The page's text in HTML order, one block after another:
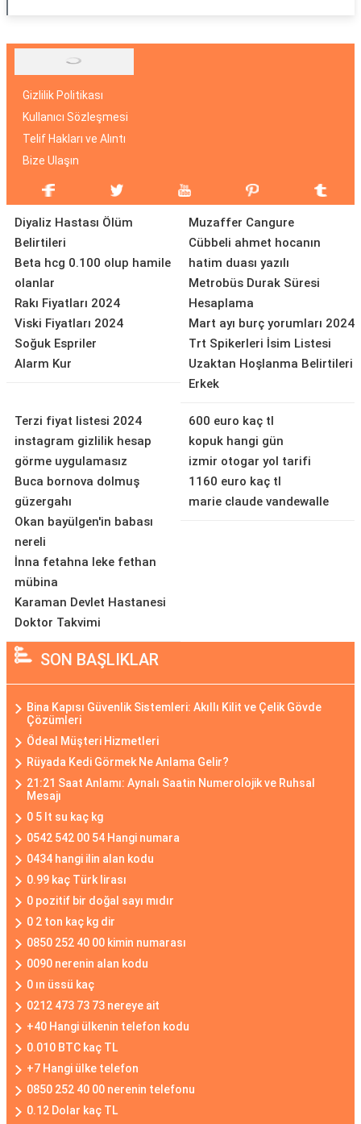
Gizlilik Politikası
Kullanıcı Sözleşmesi
Telif Hakları ve Alıntı
Bize Ulaşın
Diyaliz Hastası Ölüm
Belirtileri
Beta hcg 0.100 olup hamile
olanlar
Rakı Fiyatları 2024
Viski Fiyatları 2024
Soğuk Espriler
Alarm Kur
Muzaffer Cangure
Cübbeli ahmet hocanın
hatim duası yazılı
Metrobüs Durak Süresi
Hesaplama
Mart ayı burç yorumları 2024
Trt Spikerleri İsim Listesi
Uzaktan Hoşlanma Belirtileri
Erkek
Terzi fiyat listesi 2024
instagram gizlilik hesap
görme uygulamasız
Buca bornova dolmuş
güzergahı
Okan bayülgen'in babası
nereli
İnna fetahna leke fethan
mübina
Karaman Devlet Hastanesi
Doktor Takvimi
600 euro kaç tl
kopuk hangi gün
izmir otogar yol tarifi
1160 euro kaç tl
marie claude vandewalle
SON BAŞLIKLAR
Bina Kapısı Güvenlik Sistemleri: Akıllı Kilit ve Çelik Gövde
Çözümleri
Ödeal Müşteri Hizmetleri
Rüyada Kedi Görmek Ne Anlama Gelir?
21:21 Saat Anlamı: Aynalı Saatin Numerolojik ve Ruhsal
Mesajı
0 5 lt su kaç kg
0542 542 00 54 Hangi numara
0434 hangi ilin alan kodu
0.99 kaç Türk lirası
0 pozitif bir doğal sayı mıdır
0 2 ton kaç kg dir
0850 252 40 00 kimin numarası
0090 nerenin alan kodu
0 ın üssü kaç
0212 473 73 73 nereye ait
+40 Hangi ülkenin telefon kodu
0.010 BTC kaç TL
+7 Hangi ülke telefon
0850 252 40 00 nerenin telefonu
0.12 Dolar kaç TL